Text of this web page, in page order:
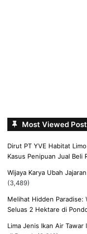
Most Viewed
Dirut PT YVE Habitat
Kasus Penipuan Jual Beli
Wijaya Karya Ubah
(3,489)
Melihat Hidden Paradise:
Seluas 2 Hektare di
Lima Jenis Ikan Air